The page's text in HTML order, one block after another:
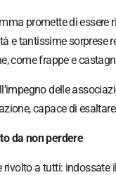
promette di essere
e tantissime sorprese
come frappe e
delle
capace di
da non perdere
rivolto a tutti: